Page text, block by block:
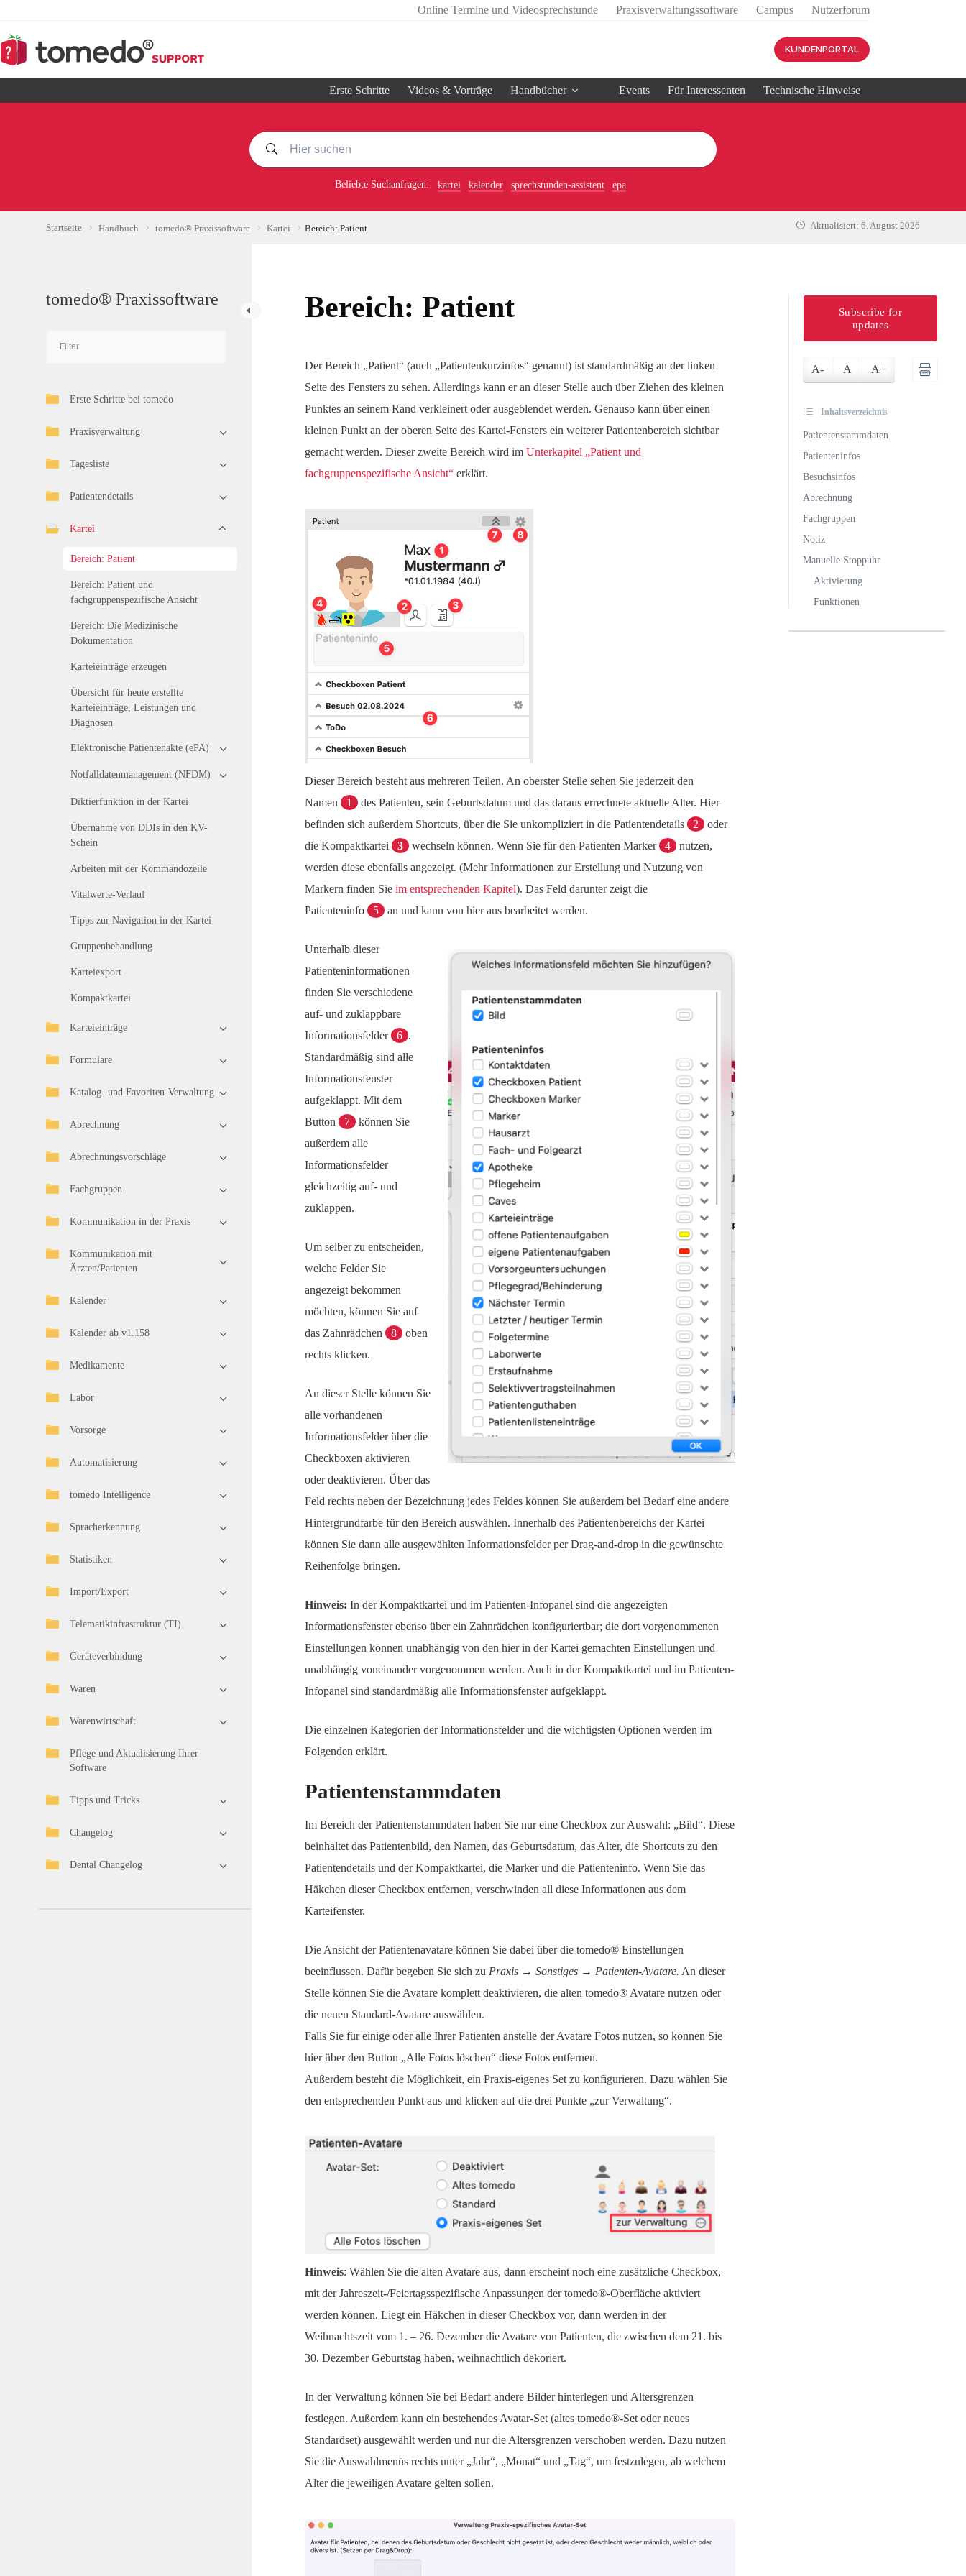
springen
Online Termine und Videosprechstunde Praxisverwaltungssoftware Campus Nutzerforum
KUNDENPORTAL
Erste Schritte Videos & Vorträge Handbücher Events Für Interessenten Technische Hinweise
Beliebte Suchanfragen: kartei kalender sprechstunden-assistent epa
Startseite Handbuch tomedo® Praxissoftware Kartei Bereich: Patient Aktualisiert: 6. August 2026
tomedo® Praxissoftware
Erste Schritte bei tomedo
Praxisverwaltung
Tagesliste
Patientendetails
Kartei
Bereich: Patient
Bereich: Patient und
fachgruppenspezifische Ansicht
Bereich: Die Medizinische
Dokumentation
Karteieinträge erzeugen
Übersicht für heute erstellte
Karteieinträge, Leistungen und
Diagnosen
Elektronische Patientenakte (ePA)
Notfalldatenmanagement (NFDM)
Diktierfunktion in der Kartei
Übernahme von DDIs in den KV-
Schein
Arbeiten mit der Kommandozeile
Vitalwerte-Verlauf
Tipps zur Navigation in der Kartei
Gruppenbehandlung
Karteiexport
Kompaktkartei
Karteieinträge
Formulare
Katalog- und Favoriten-Verwaltung
Abrechnung
Abrechnungsvorschläge
Fachgruppen
Kommunikation in der Praxis
Kommunikation mit
Ärzten/Patienten
Kalender
Kalender ab v1.158
Medikamente
Labor
Vorsorge
Automatisierung
tomedo Intelligence
Spracherkennung
Statistiken
Import/Export
Telematikinfrastruktur (TI)
Geräteverbindung
Waren
Warenwirtschaft
Pflege und Aktualisierung Ihrer
Software
Tipps und Tricks
Changelog
Dental Changelog
Bereich: Patient
Der Bereich „Patient“ (auch „Patientenkurzinfos“ genannt) ist standardmäßig an der linken
Seite des Fensters zu sehen. Allerdings kann er an dieser Stelle auch über Ziehen des kleinen
Punktes an seinem Rand verkleinert oder ausgeblendet werden. Genauso kann über einen
kleinen Punkt an der oberen Seite des Kartei-Fensters ein weiterer Patientenbereich sichtbar
gemacht werden. Dieser zweite Bereich wird im Unterkapitel „Patient und
fachgruppenspezifische Ansicht“erklärt.
Dieser Bereich besteht aus mehreren Teilen. An oberster Stelle sehen Sie jederzeit den
Namen
1
des Patienten, sein Geburtsdatum und das daraus errechnete aktuelle Alter. Hier
befinden sich außerdem Shortcuts, über die Sie unkompliziert in die Patientendetails
2 oder
die Kompaktkartei
3 wechseln können. Wenn Sie für den Patienten Marker 4 nutzen,
werden diese ebenfalls angezeigt. (Mehr Informationen zur Erstellung und Nutzung von
Markern finden Sie im entsprechenden Kapitel). Das Feld darunter zeigt die
Patienteninfo
5 an und kann von hier aus bearbeitet werden.
Unterhalb dieser
Patienteninformationen
finden Sie verschiedene
auf- und zuklappbare
Informationsfelder
6 .
Standardmäßig sind alle
Informationsfenster
aufgeklappt. Mit dem
Button
7 können Sie
außerdem alle
Informationsfelder
gleichzeitig auf- und
zuklappen.
Um selber zu entscheiden,
welche Felder Sie
angezeigt bekommen
möchten, können Sie auf
das Zahnrädchen
8 oben
rechts klicken.
An dieser Stelle können Sie
alle vorhandenen
Informationsfelder über die
Checkboxen aktivieren
oder deaktivieren. Über das
Feld rechts neben der Bezeichnung jedes Feldes können Sie außerdem bei Bedarf eine andere
Hintergrundfarbe für den Bereich auswählen. Innerhalb des Patientenbereichs der Kartei
können Sie dann alle ausgewählten Informationsfelder per Drag-and-drop in die gewünschte
Reihenfolge bringen.
Hinweis: In der Kompaktkartei und im Patienten-Infopanel sind die angezeigten
Informationsfenster ebenso über ein Zahnrädchen konfiguriertbar; die dort vorgenommenen
Einstellungen können unabhängig von den hier in der Kartei gemachten Einstellungen und
unabhängig voneinander vorgenommen werden. Auch in der Kompaktkartei und im Patienten-
Infopanel sind standardmäßig alle Informationsfenster aufgeklappt.
Die einzelnen Kategorien der Informationsfelder und die wichtigsten Optionen werden im
Folgenden erklärt.
Patientenstammdaten
Im Bereich der Patientenstammdaten haben Sie nur eine Checkbox zur Auswahl: „Bild“. Diese
beinhaltet das Patientenbild, den Namen, das Geburtsdatum, das Alter, die Shortcuts zu den
Patientendetails und der Kompaktkartei, die Marker und die Patienteninfo. Wenn Sie das
Häkchen dieser Checkbox entfernen, verschwinden all diese Informationen aus dem
Karteifenster.
Die Ansicht der Patientenavatare können Sie dabei über die tomedo® Einstellungen
beeinflussen. Dafür begeben Sie sich zu Praxis → Sonstiges → Patienten-Avatare. An dieser
Stelle können Sie die Avatare komplett deaktivieren, die alten tomedo® Avatare nutzen oder
die neuen Standard-Avatare auswählen.
Falls Sie für einige oder alle Ihrer Patienten anstelle der Avatare Fotos nutzen, so können Sie
hier über den Button „Alle Fotos löschen“ diese Fotos entfernen.
Außerdem besteht die Möglichkeit, ein Praxis-eigenes Set zu konfigurieren. Dazu wählen Sie
den entsprechenden Punkt aus und klicken auf die drei Punkte „zur Verwaltung“.
Hinweis: Wählen Sie die alten Avatare aus, dann erscheint noch eine zusätzliche Checkbox,
mit der Jahreszeit-/Feiertagsspezifische Anpassungen der tomedo®-Oberfläche aktiviert
werden können. Liegt ein Häkchen in dieser Checkbox vor, dann werden in der
Weihnachtszeit vom 1. – 26. Dezember die Avatare von Patienten, die zwischen dem 21. bis
30. Dezember Geburtstag haben, weihnachtlich dekoriert.
In der Verwaltung können Sie bei Bedarf andere Bilder hinterlegen und Altersgrenzen
festlegen. Außerdem kann ein bestehendes Avatar-Set (altes tomedo®-Set oder neues
Standardset) ausgewählt werden und nur die Altersgrenzen verschoben werden. Dazu nutzen
Sie die Auswahlmenüs rechts unter „Jahr“, „Monat“ und „Tag“, um festzulegen, ab welchem
Alter die jeweiligen Avatare gelten sollen.
Subscribe for
updates
A- A A+
Inhaltsverzeichnis
Patientenstammdaten
Patienteninfos
Besuchsinfos
Abrechnung
Fachgruppen
Notiz
Manuelle Stoppuhr
Aktivierung
Funktionen